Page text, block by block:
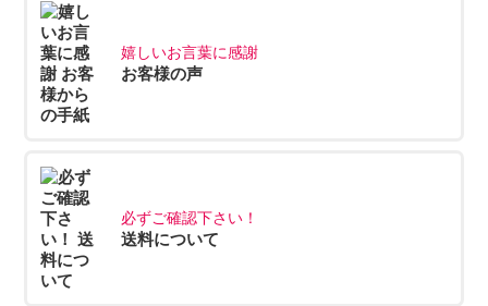
嬉しいお言葉に感謝
お客様の声
必ずご確認下さい！
送料について